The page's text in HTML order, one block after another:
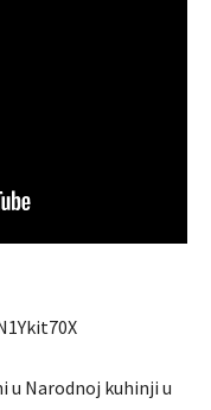
u Narodnoj kuhinji u